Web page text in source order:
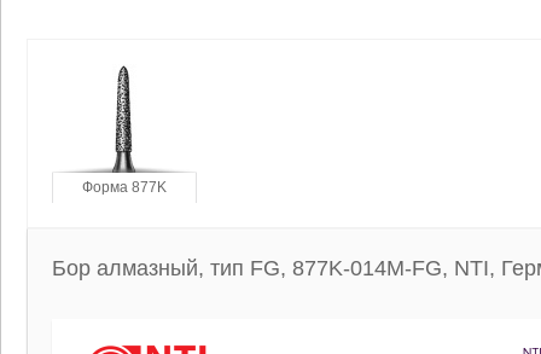
Форма 877K
Бор алмазный, тип FG, 877K-014M-FG, NTI,